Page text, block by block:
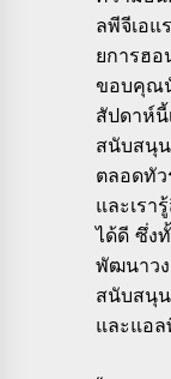
ลพีจีเอแ
ยการฮอ
ขอบคุณ
สัปดาห์
สนับสนุ
ตลอดทั
และเร
ได้ดี ซึ่ง
พัฒนาว
สนับสนุ
และแอล